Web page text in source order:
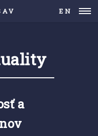
EN
a